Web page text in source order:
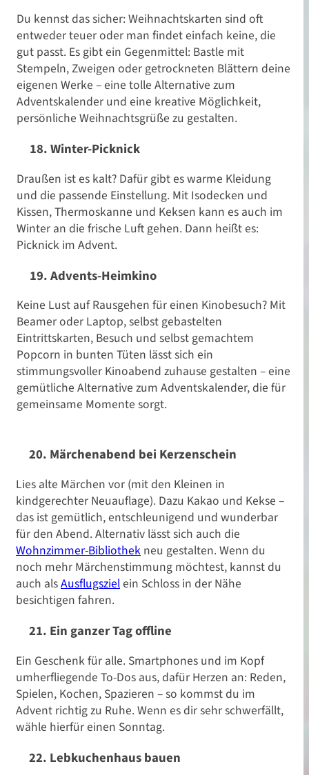
Feste feiern
Alternative zum
Adventskalender: Zeit statt
Zeug
Du kennst das sicher: Weihnachtskarten sind oft
entweder teuer oder man findet einfach keine, die
gut passt. Es gibt ein Gegenmittel: Bastle mit
Stempeln, Zweigen oder getrockneten Blättern deine
eigenen Werke – eine tolle Alternative zum
Adventskalender und eine kreative Möglichkeit,
persönliche Weihnachtsgrüße zu gestalten.
18. Winter-Picknick
Draußen ist es kalt? Dafür gibt es warme Kleidung
und die passende Einstellung. Mit Isodecken und
Kissen, Thermoskanne und Keksen kann es auch im
Winter an die frische Luft gehen. Dann heißt es:
Picknick im Advent.
19. Advents-Heimkino
Keine Lust auf Rausgehen für einen Kinobesuch? Mit
Beamer oder Laptop, selbst gebastelten
Eintrittskarten, Besuch und selbst gemachtem
Popcorn in bunten Tüten lässt sich ein
stimmungsvoller Kinoabend zuhause gestalten – eine
gemütliche Alternative zum Adventskalender, die für
gemeinsame Momente sorgt.
20. Märchenabend bei Kerzenschein
Lies alte Märchen vor (mit den Kleinen in
kindgerechter Neuauflage). Dazu Kakao und Kekse –
das ist gemütlich, entschleunigend und wunderbar
für den Abend. Alternativ lässt sich auch die
Wohnzimmer-Bibliothek neu gestalten. Wenn du
noch mehr Märchenstimmung möchtest, kannst du
auch alsAusflugszielein Schloss in der Nähe
besichtigen fahren.
21. Ein ganzer Tag offline
Ein Geschenk für alle. Smartphones und im Kopf
umherfliegende To-Dos aus, dafür Herzen an: Reden,
Spielen, Kochen, Spazieren – so kommst du im
Advent richtig zu Ruhe. Wenn es dir sehr schwerfällt,
wähle hierfür einen Sonntag.
22. Lebkuchenhaus bauen